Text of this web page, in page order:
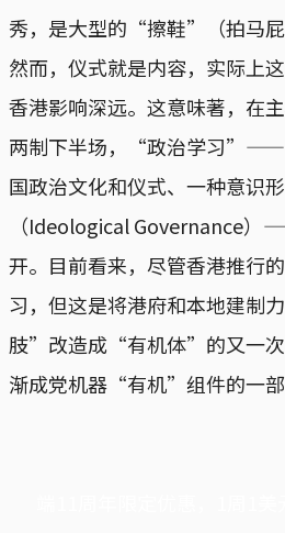
秀，是大型的“擦鞋”（拍马屁
然而，仪式就是内容，实际上
香港影响深远。这意味著，在
两制下半场，“政治学习”——
国政治文化和仪式、一种意识
（Ideological Governance）
开。目前看来，尽管香港推行
习，但这是将港府和本地建制
肢”改造成“有机体”的又一次
渐成党机器“有机”组件的一部